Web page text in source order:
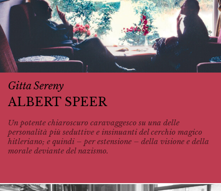
Gitta Sereny
ALBERT SPEER
Un potente chiaroscuro caravaggesco su una delle
personalità più seduttive e insinuanti del cerchio magico
hitleriano; e quindi – per estensione – della visione e della
morale deviante del nazismo.